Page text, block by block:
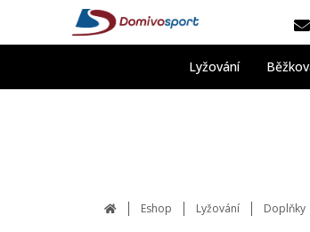
Lyžování
Eshop Lyžování Doplňky